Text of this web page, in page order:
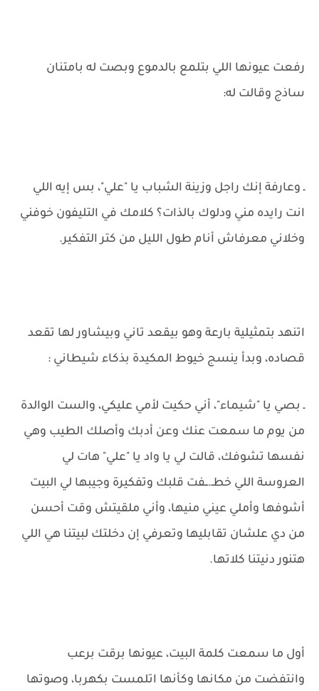
رفعت عيونها اللي بتلمع بالدموع وبصت له بامتنان
ساذج وقالت له:
ـ وعارفة إنك راجل وزينة الشباب يا "علي"، بس إيه اللي
انت رايده مني ودلوك بالذات؟ كلامك في التليفون خوفني
وخلاني معرفاش أنام طول الليل من كتر التفكير.
اتنهد بتمثيلية بارعة وهو بيقعد تاني وبيشاور لها تقعد
قصاده، وبدأ ينسج خيوط المكيدة بذكاء شيطاني :
ـ بصي يا "شيماء"، أني حكيت لأمي عليكي، والست الوالدة
من يوم ما سمعت عنك وعن أدبك وأصلك الطيب وهي
نفسها تشوفك، قالت لي يا واد يا "علي" هات لي
العروسة اللي خطـ.ــفت قلبك وتفكيرة وجيبها لي البيت
أشوفها وأملي عيني منيها، وأني ملقيتش وقت أحسن
من دي علشان تقابليها وتعرفي إن دخلتك لبيتنا هي اللي
هتنور دنيتنا كلاتها.
أول ما سمعت كلمة البيت، عيونها برقت برعب
وانتفضت من مكانها وكأنها اتلمست بكهربا، وصوتها